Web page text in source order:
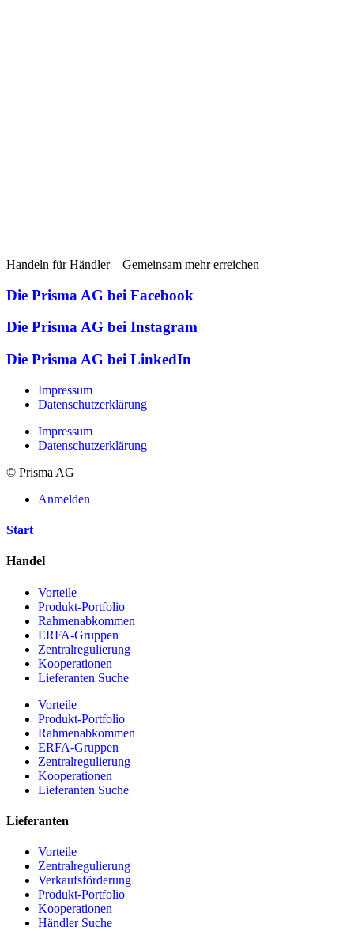
Handeln für Händler – Gemeinsam mehr erreichen
Die Prisma AG bei Facebook
Die Prisma AG bei Instagram
Die Prisma AG bei LinkedIn
Impressum
Datenschutzerklärung
Impressum
Datenschutzerklärung
© Prisma AG
Anmelden
Start
Handel
Vorteile
Produkt-Portfolio
Rahmenabkommen
ERFA-Gruppen
Zentralregulierung
Kooperationen
Lieferanten Suche
Vorteile
Produkt-Portfolio
Rahmenabkommen
ERFA-Gruppen
Zentralregulierung
Kooperationen
Lieferanten Suche
Lieferanten
Vorteile
Zentralregulierung
Verkaufsförderung
Produkt-Portfolio
Kooperationen
Händler Suche